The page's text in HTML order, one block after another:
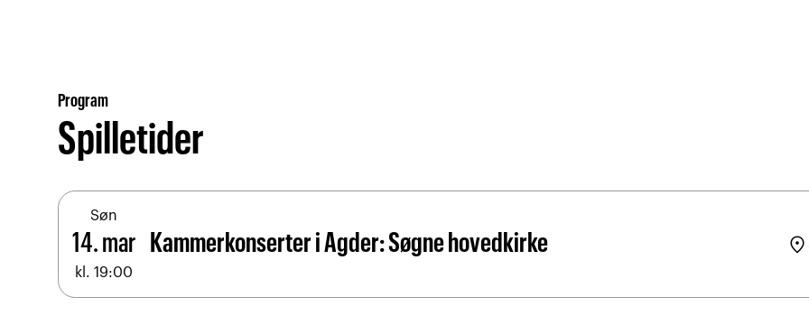
Program
Spilletider
Søn
14. mar
kl. 19:00
Kammerkonserter i Agder: Søgne hovedkirke location_on